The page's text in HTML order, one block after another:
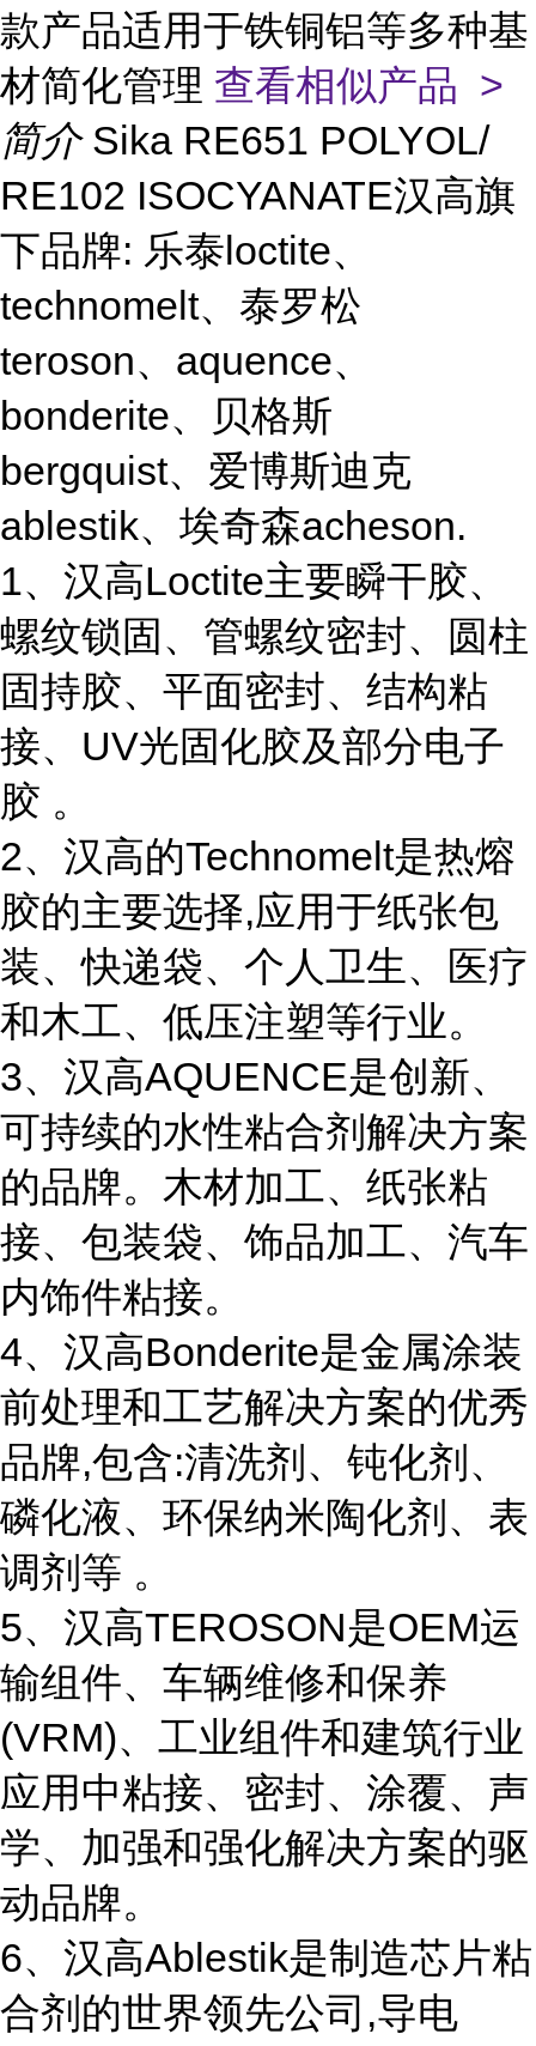
款产品适用于铁铜铝等多种基
材简化管理 查看相似产品 >
简介 Sika RE651 POLYOL/
RE102 ISOCYANATE汉高旗
下品牌: 乐泰loctite、
technomelt、泰罗松
teroson、aquence、
bonderite、贝格斯
bergquist、爱博斯迪克
ablestik、埃奇森acheson.
1、汉高Loctite主要瞬干胶、
螺纹锁固、管螺纹密封、圆柱
固持胶、平面密封、结构粘
接、UV光固化胶及部分电子
胶 。
2、汉高的Technomelt是热熔
胶的主要选择,应用于纸张包
装、快递袋、个人卫生、医疗
和木工、低压注塑等行业。
3、汉高AQUENCE是创新、
可持续的水性粘合剂解决方案
的品牌。木材加工、纸张粘
接、包装袋、饰品加工、汽车
内饰件粘接。
4、汉高Bonderite是金属涂装
前处理和工艺解决方案的优秀
品牌,包含:清洗剂、钝化剂、
磷化液、环保纳米陶化剂、表
调剂等 。
5、汉高TEROSON是OEM运
输组件、车辆维修和保养
(VRM)、工业组件和建筑行业
应用中粘接、密封、涂覆、声
学、加强和强化解决方案的驱
动品牌。
6、汉高Ablestik是制造芯片粘
合剂的世界领先公司,导电